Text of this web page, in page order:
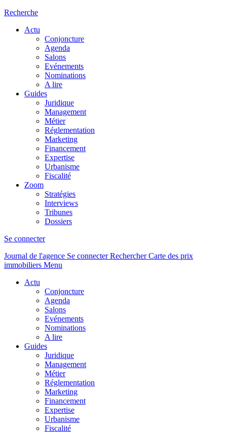
Recherche
Actu
Conjoncture
Agenda
Salons
Evénements
Nominations
A lire
Guides
Juridique
Management
Métier
Réglementation
Marketing
Financement
Expertise
Urbanisme
Fiscalité
Zoom
Stratégies
Interviews
Tribunes
Dossiers
Se connecter
Journal de l'agence Se connecterRechercher Carte des prix
immobiliers Menu
Actu
Conjoncture
Agenda
Salons
Evénements
Nominations
A lire
Guides
Juridique
Management
Métier
Réglementation
Marketing
Financement
Expertise
Urbanisme
Fiscalité